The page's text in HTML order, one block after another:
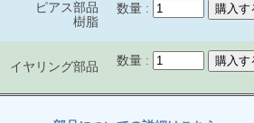
ピアス部品
樹脂
数量 :
イヤリング部品 数量 :